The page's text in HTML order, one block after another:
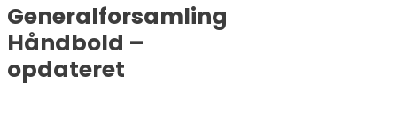
Generalforsamling
Håndbold –
opdateret